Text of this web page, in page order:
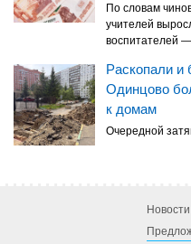
По словам
учителей
воспитателей
Раскопали и
Одинцово
к домам
Очередной
Новости